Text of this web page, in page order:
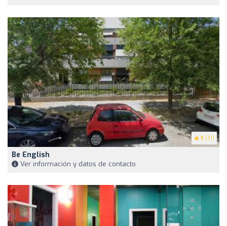
5 (31)
Be English
Ver información y datos de contacto